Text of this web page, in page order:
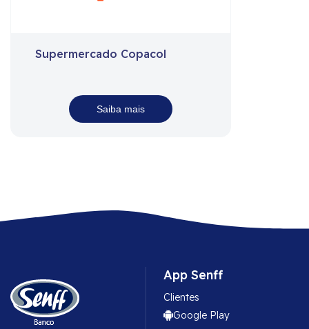
Supermercado Copacol
Saiba mais
App Senff
Clientes
Google Play